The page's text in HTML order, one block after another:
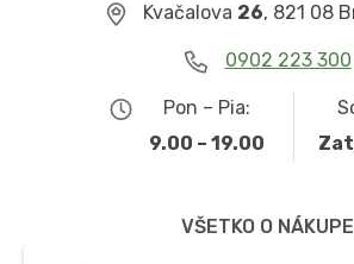
Kvačalova 26, 821 08
0902 223 300
Pon – Pia:
9.00 – 19.00
VŠETKO O NÁKUPE